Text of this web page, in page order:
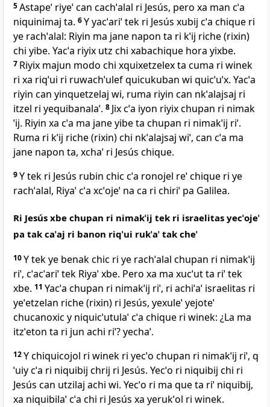
5Astapeˈ riyeˈ can cachˈalal ri Jesús, pero xa man cˈa
niquinimaj ta. 6Y yacˈariˈ tek ri Jesús xubij cˈa chique ri
ye rachˈalal: Riyin ma jane napon ta ri kˈij riche (rixin)
chi yibe. Yacˈa riyix utz chi xabachique hora yixbe.
7 Riyix majun modo chi xquixetzelex ta cuma ri winek
ri xa riqˈui ri ruwachˈulef quicukuban wi quicˈuˈx. Yacˈa
riyin can yinquetzelaj wi, ruma riyin can nkˈalajsaj ri
itzel ri yequibanalaˈ. 8 Jix cˈa iyon riyix chupan ri nimak
ˈij. Riyin xa cˈa ma jane yibe ta chupan ri nimakˈij riˈ.
Ruma ri kˈij riche (rixin) chi nkˈalajsaj wiˈ, can cˈa ma
jane napon ta, xchaˈ ri Jesús chique.
9Y tek ri Jesús rubin chic cˈa ronojel reˈ chique ri ye
rachˈalal, Riyaˈ cˈa xcˈojeˈ na ca ri chiriˈ pa Galilea.
Ri Jesús xbe chupan ri nimakˈij tek ri israelitas yecˈojeˈ
pa tak caˈaj ri banon riqˈui rukˈaˈ tak cheˈ
10Y tek ye benak chic ri ye rachˈalal chupan ri nimakˈij
riˈ, cˈacˈariˈ tek Riyaˈ xbe. Pero xa ma xucˈut ta riˈ tek
xbe. 11 Yacˈa chupan ri nimakˈij riˈ, ri achiˈaˈ israelitas ri
yeˈetzelan riche (rixin) ri Jesús, yexuleˈ yejoteˈ
chucanoxic y niquicˈutulaˈ cˈa chique ri winek: ¿La ma
itzˈeton ta ri jun achi riˈ? yechaˈ.
12Y chiquicojol ri winek ri yecˈo chupan ri nimakˈij riˈ, q
ˈuiy cˈa ri niquibij chrij ri Jesús. Yecˈo ri niquibij chi ri
Jesús can utzilaj achi wi. Yecˈo ri ma que ta riˈ niquibij,
xa niquibilaˈ cˈa chi ri Jesús xa yerukˈol ri winek.